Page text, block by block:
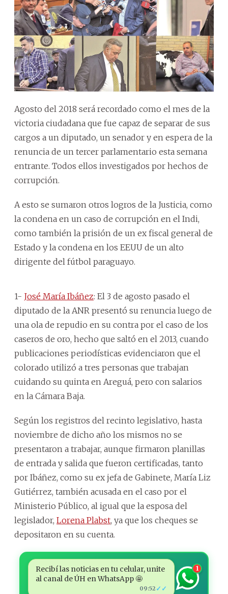
Agosto del 2018 será recordado como el mes de la
victoria ciudadana que fue capaz de separar de sus
cargos a un diputado, un senador y en espera de la
renuncia de un tercer parlamentario esta semana
entrante. Todos ellos investigados por hechos de
corrupción.
A esto se sumaron otros logros de la Justicia, como
la condena en un caso de corrupción en el Indi,
como también la prisión de un ex fiscal general de
Estado y la condena en los EEUU de un alto
dirigente del fútbol paraguayo.
1- José María Ibáñez: El 3 de agosto pasado el
diputado de la ANR presentó su renuncia luego de
una ola de repudio en su contra por el caso de los
caseros de oro, hecho que saltó en el 2013, cuando
publicaciones periodísticas evidenciaron que el
colorado utilizó a tres personas que trabajan
cuidando su quinta en Areguá, pero con salarios
en la Cámara Baja.
Según los registros del recinto legislativo, hasta
noviembre de dicho año los mismos no se
presentaron a trabajar, aunque firmaron planillas
de entrada y salida que fueron certificadas, tanto
por Ibáñez, como su ex jefa de Gabinete, María Liz
Gutiérrez, también acusada en el caso por el
Ministerio Público, al igual que la esposa del
legislador, Lorena Plabst, ya que los cheques se
depositaron en su cuenta.
Recibí las noticias en tu celular, unite
al canal de ÚH en WhatsApp 🤩
09:52 ✓✓
1